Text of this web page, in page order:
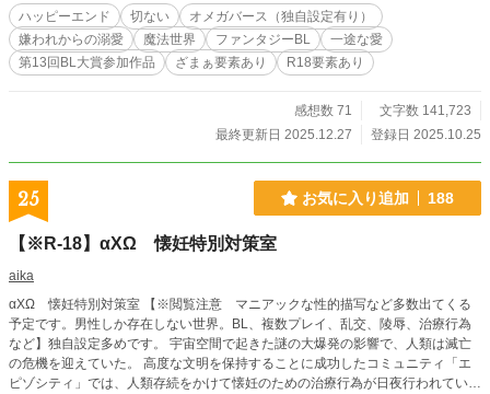
レッドと再会するが……。 ＊＊＊ オメガバース独自設定あり
ます。 扉絵は、センサン様よりいただいた大切なFAです。AI
学習禁止です。
ハッピーエンド 切ない
オメガバース（独自設定有り）
嫌われからの溺愛
魔法世界 ファンタジーBL
一途な愛
第13回BL大賞参加作品
ざまぁ要素あり R18要素あり
感想数 71
文字数 141,723
最終更新日 2025.12.27
登録日 2025.10.25
25 お気に入り追加 188
【※R-18】αXΩ 懐妊特別対策室
aika
αXΩ 懐妊特別対策室 【※閲覧注意 マニアックな性的描写など多数出てくる
予定です。男性しか存在しない世界。BL、複数プレイ、乱交、陵辱、治療行為
など】独自設定多めです。 宇宙空間で起きた謎の大爆発の影響で、人類は滅亡
の危機を迎えていた。 高度な文明を保持することに成功したコミュニティ「エ
ピゾシティ」では、人類存続をかけて懐妊のための治療行為が日夜行われてい